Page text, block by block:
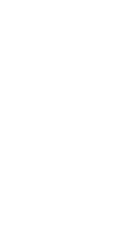
Well-
Bright
oven-/
doors,
for a